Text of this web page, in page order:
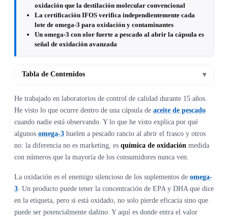
oxidación que la destilación molecular convencional
La certificación IFOS verifica independientemente cada
lote de omega-3 para oxidación y contaminantes
Un omega-3 con olor fuerte a pescado al abrir la cápsula es
señal de oxidación avanzada
Tabla de Contenidos ▾
He trabajado en laboratorios de control de calidad durante 15 años.
He visto lo que ocurre dentro de una cápsula de aceite de pescado
cuando nadie está observando. Y lo que he visto explica por qué
algunos omega-3 huelen a pescado rancio al abrir el frasco y otros
no: la diferencia no es marketing, es química de oxidación medida
con números que la mayoría de los consumidores nunca ven.
La oxidación es el enemigo silencioso de los suplementos de omega-
3 . Un producto puede tener la concentración de EPA y DHA que dice
en la etiqueta, pero si está oxidado, no solo pierde eficacia sino que
puede ser potencialmente dañino. Y aquí es donde entra el valor